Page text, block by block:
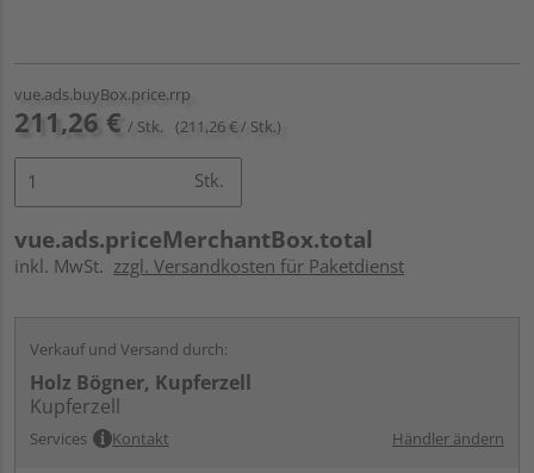
vue.ads.buyBox.price.rrp
211,26 € / Stk. (211,26 € / Stk.)
Stk.
vue.ads.priceMerchantBox.total
inkl. MwSt. zzgl. Versandkosten für Paketdienst
Verkauf und Versand durch:
Holz Bögner, Kupferzell
Kupferzell
Services Kontakt Händler ändern